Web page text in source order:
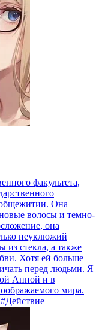
факультета,
Она
волосы и темно-
она
неуклюжий
из стекла, а также
Хотя ей больше
перед людьми. Я
Анной и в
мира.